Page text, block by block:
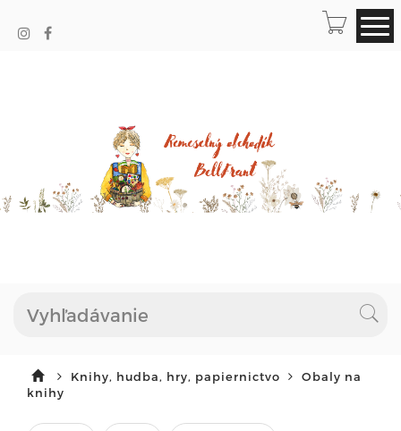
Knihy, hudba, hry, papiernictvo
Obaly na
knihy